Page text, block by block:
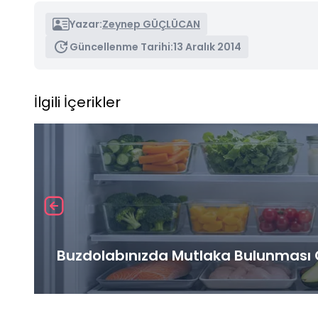
Yazar:Zeynep GÜÇLÜCAN
Güncellenme Tarihi:13 Aralık 2014
İlgili İçerikler
Buzdolabınızda Mutlaka Bulunması